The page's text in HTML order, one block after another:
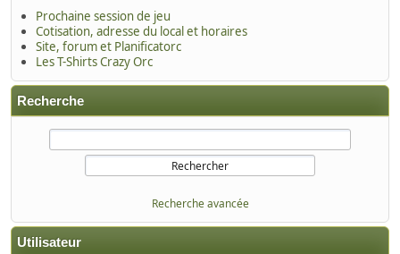
Prochaine session de jeu
Cotisation, adresse du local et horaires
Site, forum et Planificatorc
Les T-Shirts Crazy Orc
Recherche
Recherche avancée
Utilisateur